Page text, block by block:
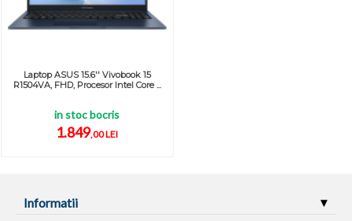
Laptop ASUS 15.6'' Vivobook 15
R1504VA, FHD, Procesor Intel Core ...
in stoc bocris
1.849,00 LEI
Informatii